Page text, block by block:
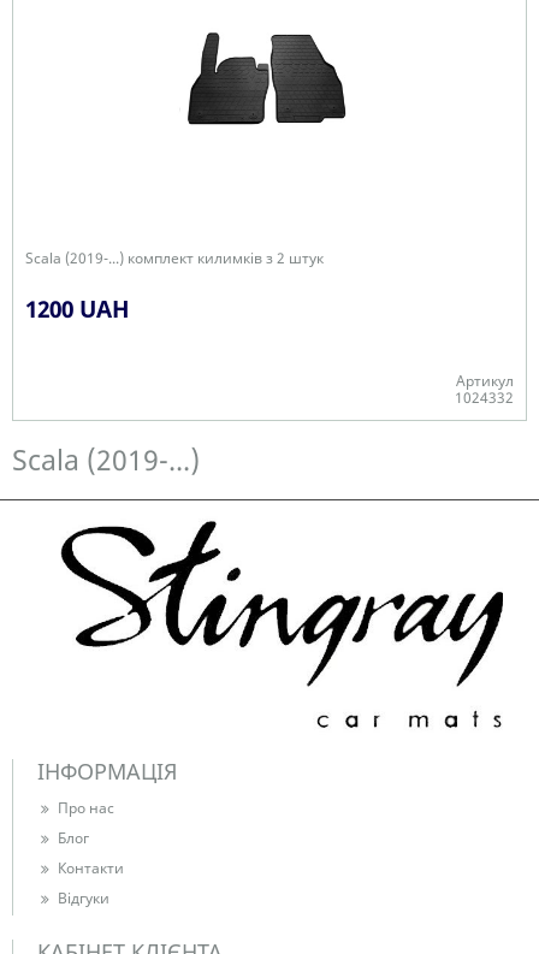
Scala (2019-...) комплект килимків з 2 штук
1200 UAH
Артикул
1024332
Scala (2019-...)
ІНФОРМАЦІЯ
Про нас
Блог
Контакти
Відгуки